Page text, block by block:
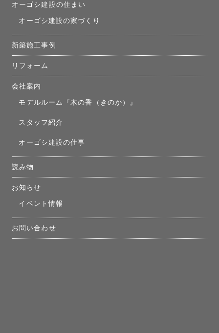
オーゴシ建設の住まい
オーゴシ建設の家づくり
新築施工事例
リフォーム
会社案内
モデルルーム『木の香（きのか）』
スタッフ紹介
オーゴシ建設の仕事
読み物
お知らせ
イベント情報
お問い合わせ